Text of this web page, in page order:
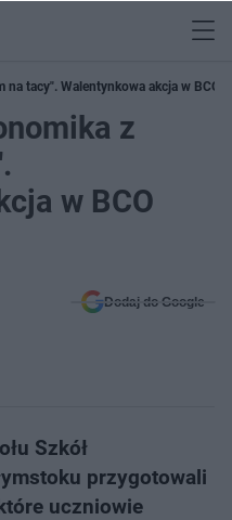
tacy". Walentynkowa akcja w BCO
z
w BCO
Dodaj do Google
Szkół
przygotowali
uczniowie